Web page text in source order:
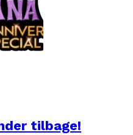
tilbage!